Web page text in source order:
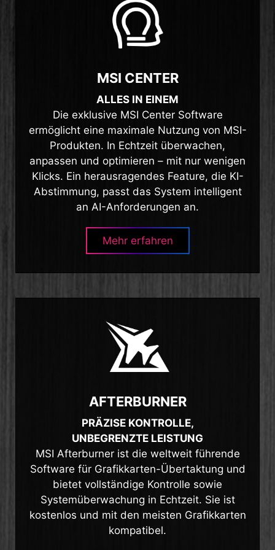
MSI CENTER
ALLES IN EINEM
Die exklusive MSI Center Software
ermöglicht eine maximale Nutzung von MSI-
Produkten. In Echtzeit überwachen,
anpassen und optimieren – mit nur wenigen
Klicks. Ein herausragendes Feature, die KI-
Abstimmung, passt das System intelligent
an AI-Anforderungen an.
Mehr erfahren
AFTERBURNER
PRÄZISE KONTROLLE,
UNBEGRENZTE LEISTUNG
MSI Afterburner ist die weltweit führende
Software für Grafikkarten-Übertaktung und
bietet vollständige Kontrolle sowie
Systemüberwachung in Echtzeit. Sie ist
kostenlos und mit den meisten Grafikkarten
kompatibel.